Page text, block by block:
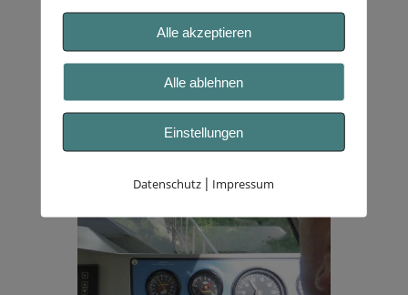
WEITERLESEN
Alle akzeptieren
Alle ablehnen
Einstellungen
Datenschutz Impressum